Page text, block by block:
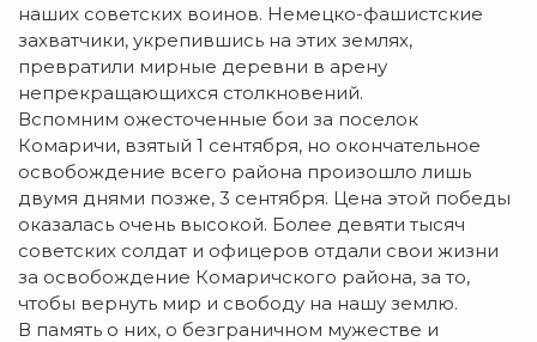
наших советских воинов. Немецко-фашистские
захватчики, укрепившись на этих землях,
превратили мирные деревни в арену
непрекращающихся столкновений.
Вспомним ожесточенные бои за поселок
Комаричи, взятый 1 сентября, но окончательное
освобождение всего района произошло лишь
двумя днями позже, 3 сентября. Цена этой победы
оказалась очень высокой. Более девяти тысяч
советских солдат и офицеров отдали свои жизни
за освобождение Комаричского района, за то,
чтобы вернуть мир и свободу на нашу землю.
В память о них, о безграничном мужестве и